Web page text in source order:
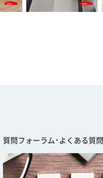
質問フォーラム･よくある質問